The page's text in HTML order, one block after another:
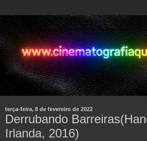
terça-feira, 8 de fevereiro de 2022
Derrubando
Irlanda, 2016)